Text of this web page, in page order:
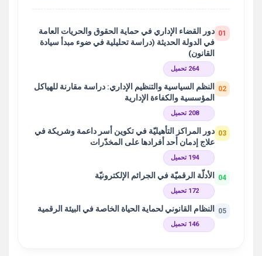
01 دور القضاء الإداري في حماية الحقوق والحريات العامة
في الدولة الحديثة (دراسة تحليلية في ضوء مبدأ سيادة
القانون)
264 تحميل
02
النظم السياسية والتنظيم الإداري: دراسة مقارنة للهياكل
المؤسسية والكفاءة الإدارية
208 تحميل
03 دور المراكز التأهيليّة في تكوين أسر داعمة وشريكة في
علاج إدمان أحد أفرادها على المخدّرات
194 تحميل
04 الأدلّة الرقميّة في الجرائم الإلكترونيّة
172 تحميل
05 النظام القانوني لحماية الحياة الخاصة في البيئة الرقمية
146 تحميل